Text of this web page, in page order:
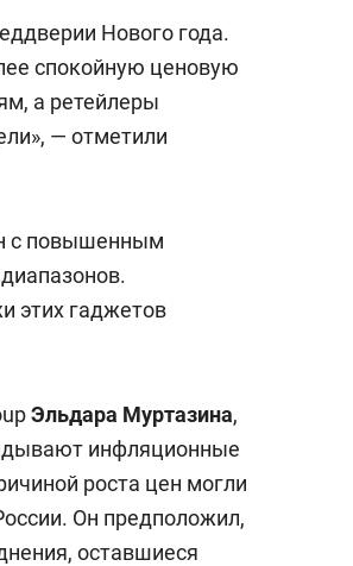
Нового года.
спокойную ценовую
а ретейлеры
— отметили
с повышенным
этих гаджетов
Эльдара Муртазина,
инфляционные
роста цен могли
Он предположил,
оставшиеся